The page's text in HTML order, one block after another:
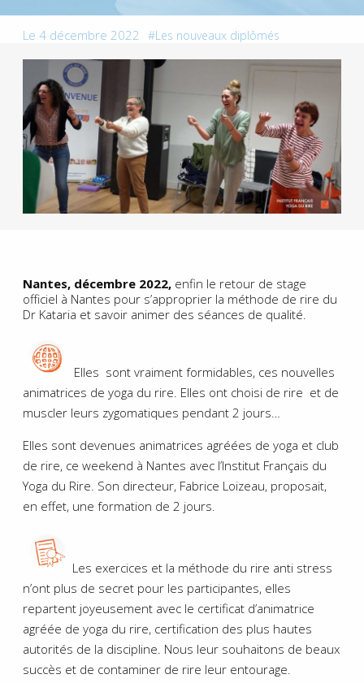
Le 4 décembre 2022 Les nouveaux diplômés
Nantes, décembre 2022,enfin le retour de stage
officiel à Nantes pour s’approprier la méthode de rire du
Dr Kataria et savoir animer des séances de qualité.
Elles sont vraiment formidables, ces nouvelles
animatrices de yoga du rire. Elles ont choisi de rire et de
muscler leurs zygomatiques pendant 2 jours…
Elles sont devenues animatrices agréées de yoga et club
de rire, ce weekend à Nantes avec l’Institut Français du
Yoga du Rire. Son directeur, Fabrice Loizeau, proposait,
en effet, une formation de 2 jours.
Les exercices et la méthode du rire anti stress
n’ont plus de secret pour les participantes, elles
repartent joyeusement avec le certificat d’animatrice
agréée de yoga du rire, certification des plus hautes
autorités de la discipline. Nous leur souhaitons de beaux
succès et de contaminer de rire leur entourage.